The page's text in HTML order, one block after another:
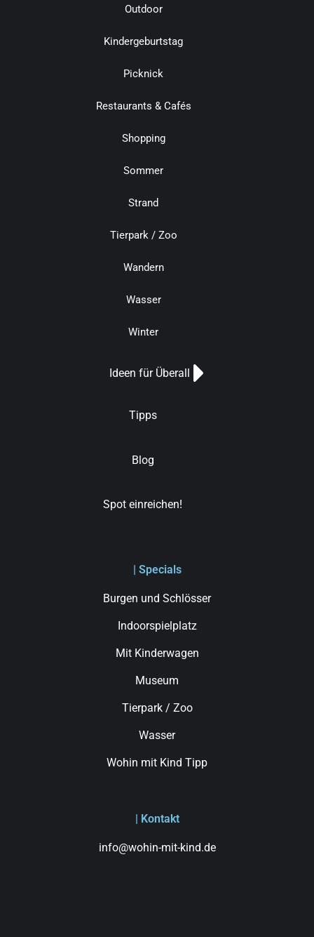
Outdoor
Kindergeburtstag
Picknick
Restaurants & Cafés
Shopping
Sommer
Strand
Tierpark / Zoo
Wandern
Wasser
Winter
Ideen für Überall
Tipps
Blog
Spot einreichen!
| Specials
Burgen und Schlösser
Indoorspielplatz
Mit Kinderwagen
Museum
Tierpark / Zoo
Wasser
Wohin mit Kind Tipp
| Kontakt
info@wohin-mit-kind.de